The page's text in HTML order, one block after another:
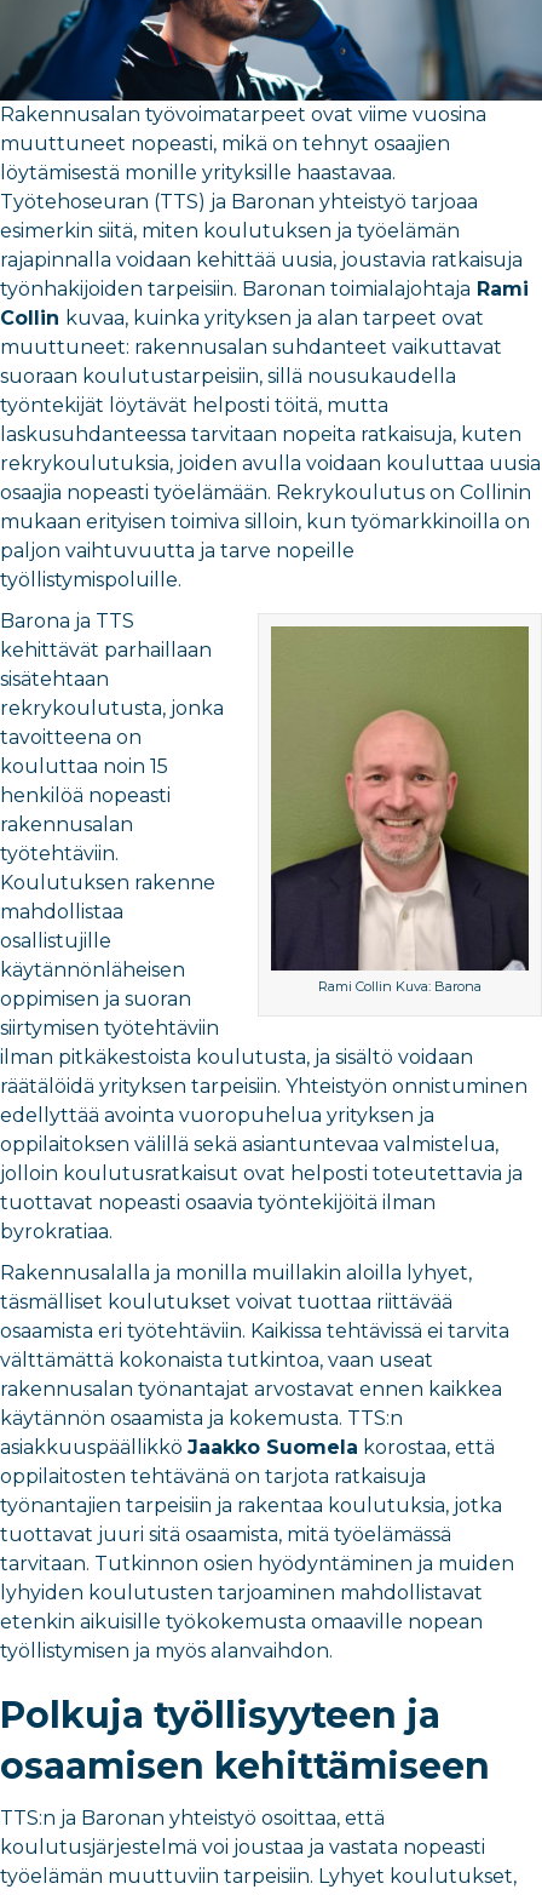
Rakennusalan työvoimatarpeet ovat viime vuosina
muuttuneet nopeasti, mikä on tehnyt osaajien
löytämisestä monille yrityksille haastavaa.
Työtehoseuran (TTS) ja Baronan yhteistyö tarjoaa
esimerkin siitä, miten koulutuksen ja työelämän
rajapinnalla voidaan kehittää uusia, joustavia ratkaisuja
työnhakijoiden tarpeisiin. Baronan toimialajohtaja Rami
Collin kuvaa, kuinka yrityksen ja alan tarpeet ovat
muuttuneet: rakennusalan suhdanteet vaikuttavat
suoraan koulutustarpeisiin, sillä nousukaudella
työntekijät löytävät helposti töitä, mutta
laskusuhdanteessa tarvitaan nopeita ratkaisuja, kuten
rekrykoulutuksia, joiden avulla voidaan kouluttaa uusia
osaajia nopeasti työelämään. Rekrykoulutus on Collinin
mukaan erityisen toimiva silloin, kun työmarkkinoilla on
paljon vaihtuvuutta ja tarve nopeille
työllistymispoluille.
Rami Collin Kuva: Barona
Barona ja TTS
kehittävät parhaillaan
sisätehtaan
rekrykoulutusta, jonka
tavoitteena on
kouluttaa noin 15
henkilöä nopeasti
rakennusalan
työtehtäviin.
Koulutuksen rakenne
mahdollistaa
osallistujille
käytännönläheisen
oppimisen ja suoran
siirtymisen työtehtäviin
ilman pitkäkestoista koulutusta, ja sisältö voidaan
räätälöidä yrityksen tarpeisiin. Yhteistyön onnistuminen
edellyttää avointa vuoropuhelua yrityksen ja
oppilaitoksen välillä sekä asiantuntevaa valmistelua,
jolloin koulutusratkaisut ovat helposti toteutettavia ja
tuottavat nopeasti osaavia työntekijöitä ilman
byrokratiaa.
Rakennusalalla ja monilla muillakin aloilla lyhyet,
täsmälliset koulutukset voivat tuottaa riittävää
osaamista eri työtehtäviin. Kaikissa tehtävissä ei tarvita
välttämättä kokonaista tutkintoa, vaan useat
rakennusalan työnantajat arvostavat ennen kaikkea
käytännön osaamista ja kokemusta. TTS:n
asiakkuuspäällikkö Jaakko Suomela korostaa, että
oppilaitosten tehtävänä on tarjota ratkaisuja
työnantajien tarpeisiin ja rakentaa koulutuksia, jotka
tuottavat juuri sitä osaamista, mitä työelämässä
tarvitaan. Tutkinnon osien hyödyntäminen ja muiden
lyhyiden koulutusten tarjoaminen mahdollistavat
etenkin aikuisille työkokemusta omaaville nopean
työllistymisen ja myös alanvaihdon.
Polkuja työllisyyteen ja
osaamisen kehittämiseen
TTS:n ja Baronan yhteistyö osoittaa, että
koulutusjärjestelmä voi joustaa ja vastata nopeasti
työelämän muuttuviin tarpeisiin. Lyhyet koulutukset,